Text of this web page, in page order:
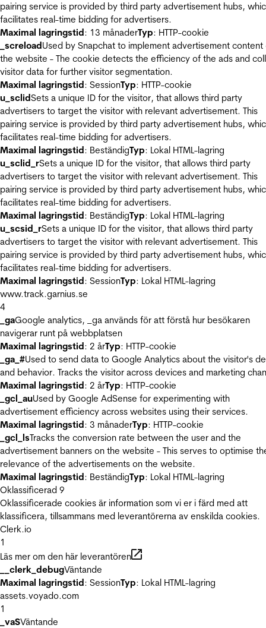
pairing service is provided by third party advertisement hubs,
facilitates real-time bidding for advertisers.
Maximal lagringstid: 13 månaderTyp: HTTP-cookie
_screloadUsed by Snapchat to implement advertisement content
the website - The cookie detects the efficiency of the ads and
visitor data for further visitor segmentation.
Maximal lagringstid: SessionTyp: HTTP-cookie
u_sclidSets a unique ID for the visitor, that allows third party
advertisers to target the visitor with relevant advertisement. This
pairing service is provided by third party advertisement hubs,
facilitates real-time bidding for advertisers.
Maximal lagringstid: BeständigTyp: Lokal HTML-lagring
u_sclid_rSets a unique ID for the visitor, that allows third party
advertisers to target the visitor with relevant advertisement. This
pairing service is provided by third party advertisement hubs,
facilitates real-time bidding for advertisers.
Maximal lagringstid: BeständigTyp: Lokal HTML-lagring
u_scsid_rSets a unique ID for the visitor, that allows third party
advertisers to target the visitor with relevant advertisement. This
pairing service is provided by third party advertisement hubs,
facilitates real-time bidding for advertisers.
Maximal lagringstid: SessionTyp: Lokal HTML-lagring
www.track.garnius.se
4
_gaGoogle analytics, _ga används för att förstå hur besökaren
navigerar runt på webbplatsen
Maximal lagringstid: 2 årTyp: HTTP-cookie
_ga_#Used to send data to Google Analytics about the visitor's
and behavior. Tracks the visitor across devices and marketing
Maximal lagringstid: 2 årTyp: HTTP-cookie
_gcl_auUsed by Google AdSense for experimenting with
advertisement efficiency across websites using their services.
Maximal lagringstid: 3 månaderTyp: HTTP-cookie
_gcl_lsTracks the conversion rate between the user and the
advertisement banners on the website - This serves to optimise
relevance of the advertisements on the website.
Maximal lagringstid: BeständigTyp: Lokal HTML-lagring
Oklassificerad 9
Oklassificerade cookies är information som vi er i färd med att
klassificera, tillsammans med leverantörerna av enskilda cookies.
Clerk.io
1
Läs mer om den här leverantören
__clerk_debugVäntande
Maximal lagringstid: SessionTyp: Lokal HTML-lagring
assets.voyado.com
1
_vaSVäntande